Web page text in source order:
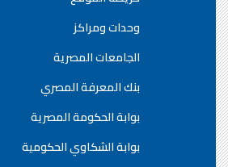
وحدات ومراكز
الجامعات المصرية
بنك المعرفة المصري
بوابة الحكومة المصرية
بوابة الشكاوي الحكومية